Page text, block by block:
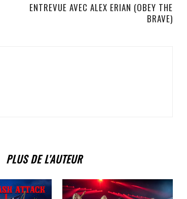
ENTREVUE AVEC ALEX ERIAN (OBEY THE
BRAVE)
PLUS DE L'AUTEUR